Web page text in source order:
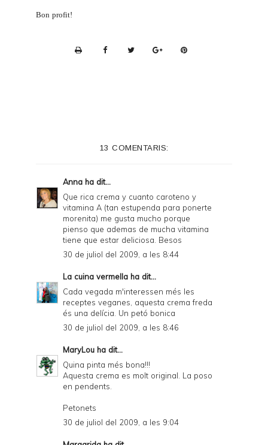
Bon profit!
i
e
n
l
y
a
d
P
D
F
13 COMENTARIS:
Anna ha dit...
Que rica crema y cuanto caroteno y
vitamina A (tan estupenda para ponerte
morenita) me gusta mucho porque
pienso que ademas de mucha vitamina
tiene que estar deliciosa. Besos
30 de juliol del 2009, a les 8:44
La cuina vermella ha dit...
Cada vegada m'interessen més les
receptes veganes, aquesta crema freda
és una delícia. Un petó bonica
30 de juliol del 2009, a les 8:46
MaryLou ha dit...
Quina pinta més bona!!!
Aquesta crema es molt original. La poso
en pendents.
Petonets
30 de juliol del 2009, a les 9:04